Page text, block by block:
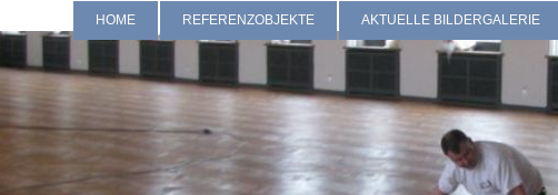
HOME REFERENZOBJEKTE AKTUELLE BILDERGALERIE